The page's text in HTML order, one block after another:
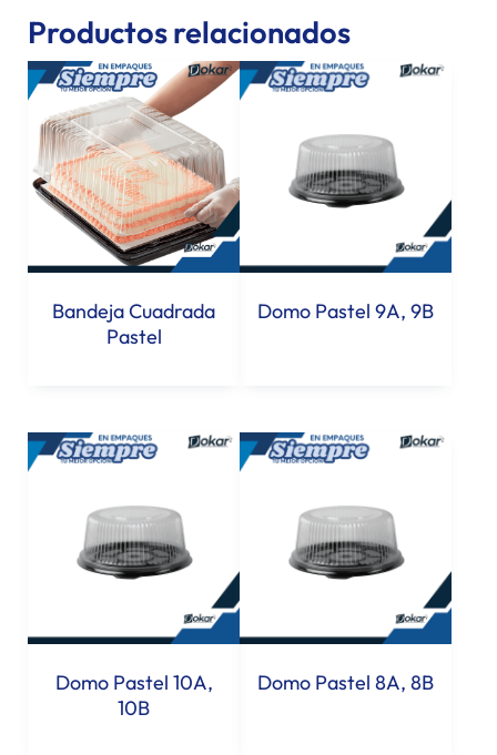
Productos relacionados
Bandeja Cuadrada
Pastel
Domo Pastel 9A, 9B
Domo Pastel 10A,
10B
Domo Pastel 8A, 8B